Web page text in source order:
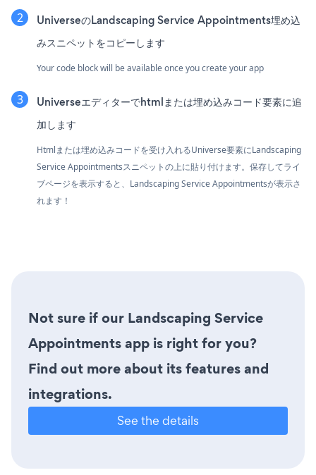
UniverseのLandscaping Service Appointments埋め込
みスニペットをコピーします
Your code block will be available once you create your app
Universeエディターでhtmlまたは埋め込みコード要素に追
加します
Htmlまたは埋め込みコードを受け入れるUniverse要素にLandscaping
Service Appointmentsスニペットの上に貼り付けます。保存してライ
ブページを表示すると、Landscaping Service Appointmentsが表示さ
れます！
Not sure if our Landscaping Service
Appointments app is right for you?
Find out more about its features and
integrations.
See the details